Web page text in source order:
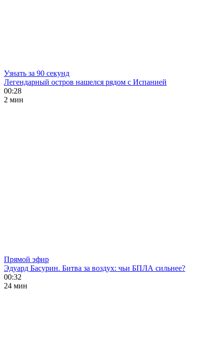
Узнать за 90 секунд
Легендарный остров нашелся рядом с Испанией
00:28
2 мин
Прямой эфир
Эдуард Басурин. Битва за воздух: чьи БПЛА сильнее?
00:32
24 мин